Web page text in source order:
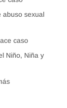
abuso sexual
caso
Niño, Niña y